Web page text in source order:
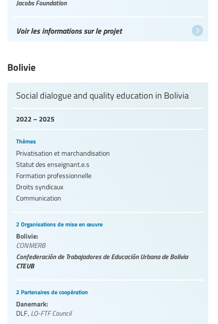
Jacobs Foundation
Voir les informations sur le projet
Bolivie
2022 – 2025
Social dialogue and quality education in Bolivia
Thèmes
Privatisation et marchandisation
Statut des enseignant.e.s
Formation professionnelle
Droits syndicaux
Communication
2 Organisations de mise en œuvre
Bolivie:
CONMERB
Confederación de Trabajadores de Educación Urbana de Bolivia
CTEUB
2 Partenaires de coopération
Danemark:
DLF, LO-FTF Council